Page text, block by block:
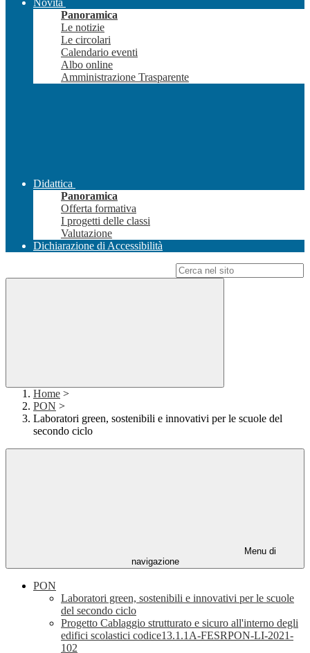
Novità
Panoramica
Le notizie
Le circolari
Calendario eventi
Albo online
Amministrazione Trasparente
Didattica
Panoramica
Offerta formativa
I progetti delle classi
Valutazione
Dichiarazione di Accessibilità
Home >
PON >
Laboratori green, sostenibili e innovativi per le scuole del
secondo ciclo
Menu di
navigazione
PON
Laboratori green, sostenibili e innovativi per le scuole
del secondo ciclo
Progetto Cablaggio strutturato e sicuro all'interno degli
edifici scolastici codice13.1.1A-FESRPON-LI-2021-
102